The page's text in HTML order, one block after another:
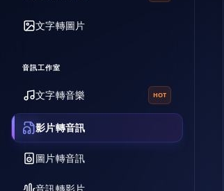
文字轉圖片
音訊工作室
文字轉音樂 HOT
影片轉音訊
圖片轉音訊